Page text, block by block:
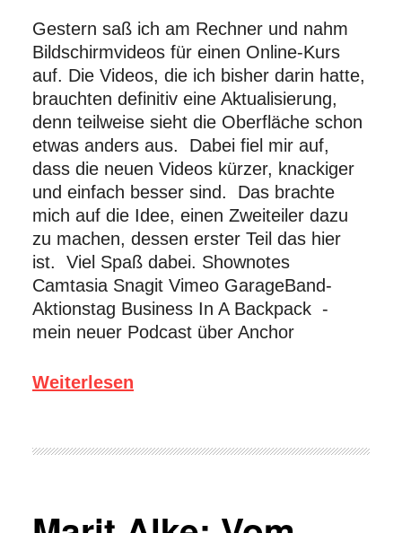
Gestern saß ich am Rechner und nahm
Bildschirmvideos für einen Online-Kurs
auf. Die Videos, die ich bisher darin hatte,
brauchten definitiv eine Aktualisierung,
denn teilweise sieht die Oberfläche schon
etwas anders aus. Dabei fiel mir auf,
dass die neuen Videos kürzer, knackiger
und einfach besser sind. Das brachte
mich auf die Idee, einen Zweiteiler dazu
zu machen, dessen erster Teil das hier
ist. Viel Spaß dabei. Shownotes
Camtasia Snagit Vimeo GarageBand-
Aktionstag Business In A Backpack -
mein neuer Podcast über Anchor
Weiterlesen